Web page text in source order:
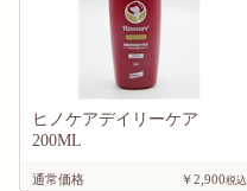
ヒノケアデイリーケア
200ML
通常価格
￥2,900